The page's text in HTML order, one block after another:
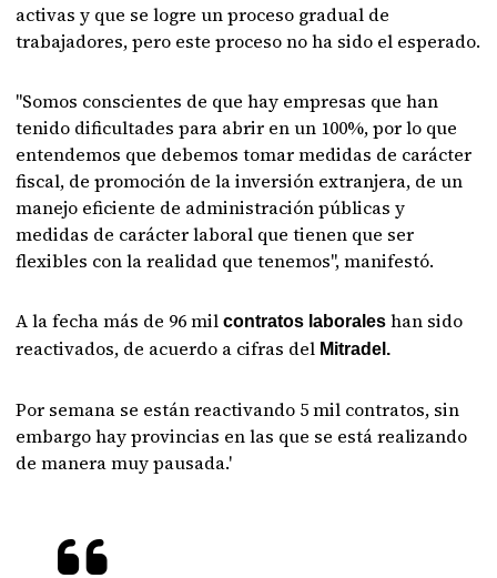
activas y que se logre un proceso gradual de
trabajadores, pero este proceso no ha sido el esperado.
"Somos conscientes de que hay empresas que han
tenido dificultades para abrir en un 100%, por lo que
entendemos que debemos tomar medidas de carácter
fiscal, de promoción de la inversión extranjera, de un
manejo eficiente de administración públicas y
medidas de carácter laboral que tienen que ser
flexibles con la realidad que tenemos", manifestó.
A la fecha más de 96 milcontratos laboraleshan sido
reactivados, de acuerdo a cifras del Mitradel.
Por semana se están reactivando 5 mil contratos, sin
embargo hay provincias en las que se está realizando
de manera muy pausada.'